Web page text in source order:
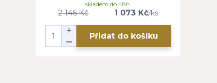
2 146 Kč 1 073 Kč/ks
skladem do 48h.
Přidat do košíku